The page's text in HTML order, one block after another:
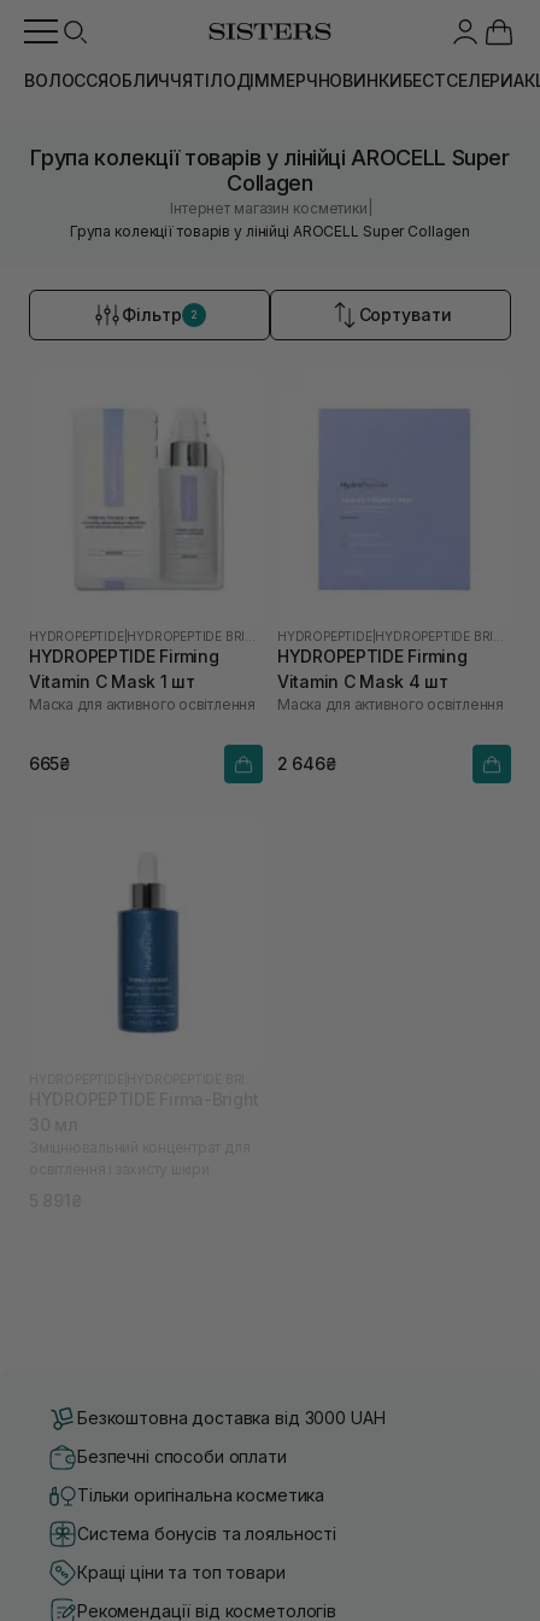
ВОЛОССЯОБЛИЧЧЯТІЛОДІММЕРЧНОВИНКИБЕСТСЕЛЕРИ
Група колекції товарів у лінійці AROCELL Super
Collagen
Інтернет магазин косметики
Група колекції товарів у лінійці AROCELL Super Collagen
Фільтр 2 Сортувати
HYDROPEPTIDE
HYDROPEPTIDE Firming
Vitamin C Mask 1 шт
Маска для активного освітлення
665₴
HYDROPEPTIDE
HYDROPEPTIDE Firming
Vitamin C Mask 4 шт
Маска для активного освітлення
2 646₴
Безкоштовна доставка від 3000 UAH
Безпечні способи оплати
Тільки оригінальна косметика
Система бонусів та лояльності
Кращі ціни та топ товари
Рекомендації від косметологів